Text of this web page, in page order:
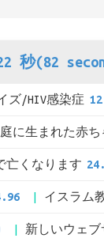
秒(82
ズ/HIV感染症
に生まれた赤ち
亡くなります
イスラム
新しいウェ